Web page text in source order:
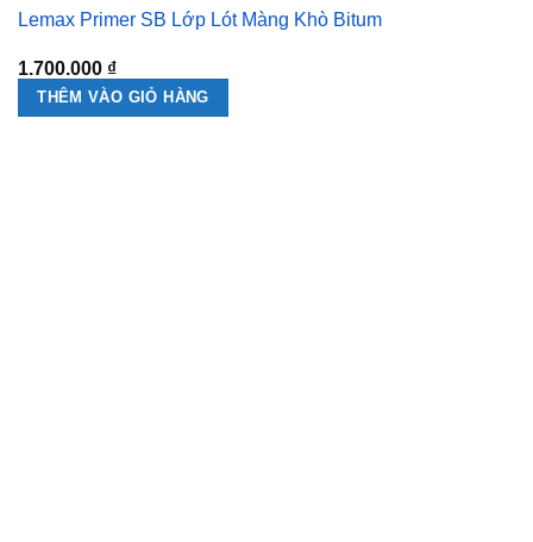
Lemax Primer SB Lớp Lót Màng Khò Bitum
1.700.000 ₫
THÊM VÀO GIỎ HÀNG